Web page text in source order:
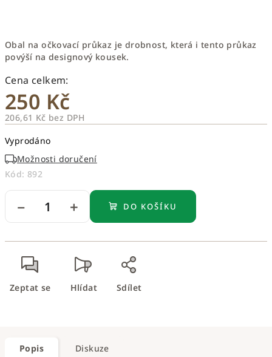
Obal na očkovací průkaz je drobnost, která i tento průkaz
povýší na designový kousek.
250 Kč
206,61 Kč bez DPH
cena:
Vyprodáno
Možnosti doručení
Kód: 892
+
− DO KOŠÍKU
Zeptat se Hlídat Sdílet
Popis Diskuze